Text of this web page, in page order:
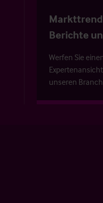
Berichte
Werfen Sie
unseren